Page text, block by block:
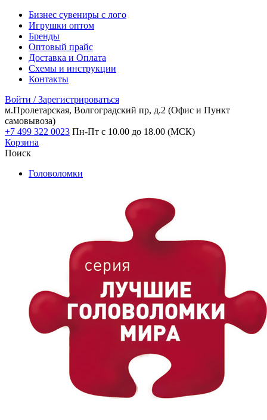
Бизнес сувениры с лого
Игрушки оптом
Бренды
Оптовый прайс
Доставка и Оплата
Схемы и инструкции
Контакты
Войти / Зарегистрироваться
м.Пролетарская, Волгоградский пр, д.2 (Офис и Пункт
самовывоза)
+7 499 322 0023 Пн-Пт с 10.00 до 18.00 (МСК)
Корзина
Поиск
Головоломки